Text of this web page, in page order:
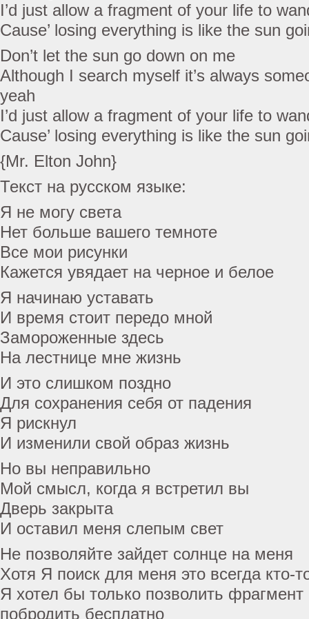
I’d just allow a fragment of your life to
Cause’ losing everything is like the sun
Don’t let the sun go down on me
Although I search myself it’s always
yeah
I’d just allow a fragment of your life to
Cause’ losing everything is like the sun
{Mr. Elton John}
Текст на русском языке:
Я не могу света
Нет больше вашего темноте
Все мои рисунки
Кажется увядает на черное и белое
Я начинаю уставать
И время стоит передо мной
Замороженные здесь
На лестнице мне жизнь
И это слишком поздно
Для сохранения себя от падения
Я рискнул
И изменили свой образ жизнь
Но вы неправильно
Мой смысл, когда я встретил вы
Дверь закрыта
И оставил меня слепым свет
Не позволяйте зайдет солнце на меня
Хотя Я поиск для меня это всегда кто-
Я хотел бы только позволить
побродить бесплатно